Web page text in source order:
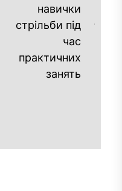
навички
стрільби під
час
практичних
занять